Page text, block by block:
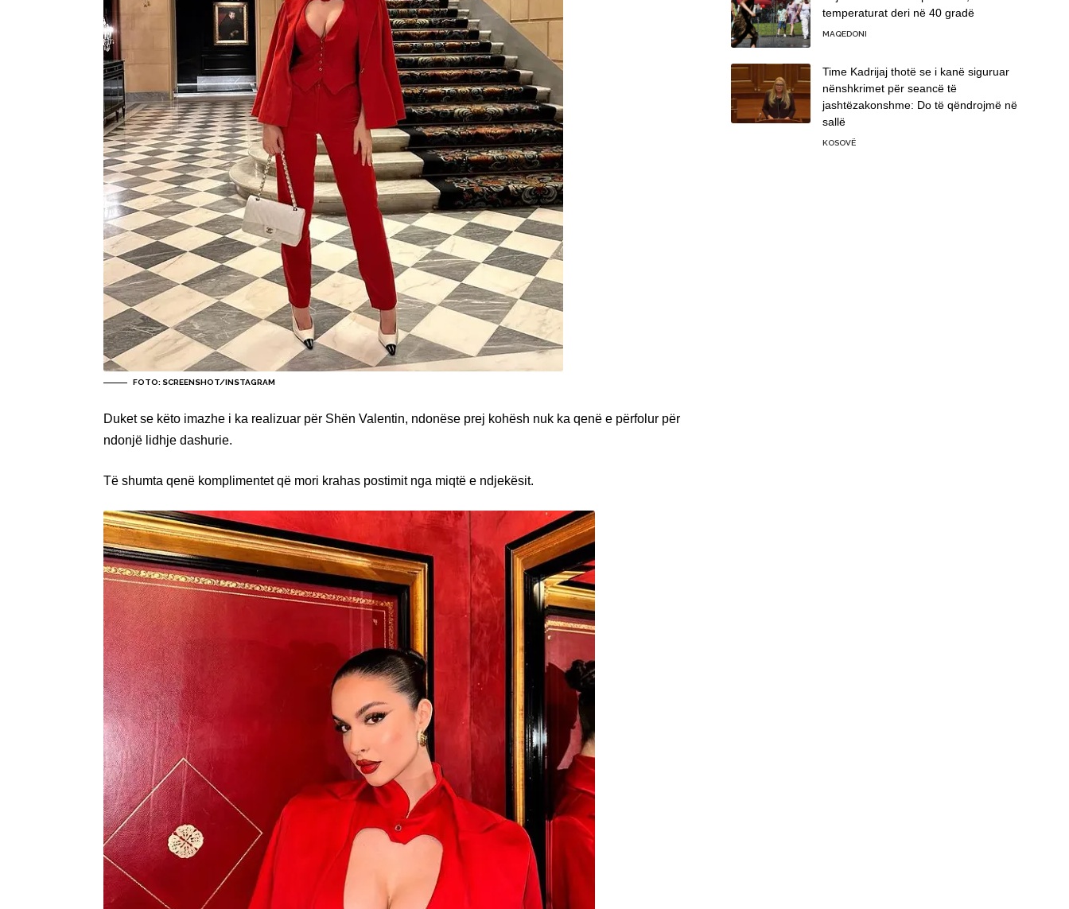
FOTO: SCREENSHOT/INSTAGRAM
Duket se këto imazhe i ka realizuar për Shën Valentin, ndonëse prej kohësh nuk ka qenë e përfolur për
ndonjë lidhje dashurie.
Të shumta qenë komplimentet që mori krahas postimit nga miqtë e ndjekësit.
temperaturat deri në 40 gradë
MAQEDONI
Time Kadrijaj thotë se i kanë siguruar
nënshkrimet për seancë të
jashtëzakonshme: Do të qëndrojmë në
sallë
KOSOVË